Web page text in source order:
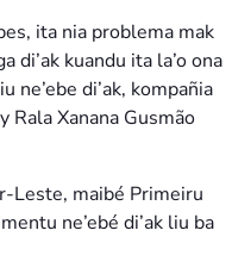
ita nia problema mak
di’ak kuandu ita la’o ona
ne’ebe di’ak, kompañia
Rala Xanana Gusmão
Leste, maibé Primeiru
ne’ebé di’ak liu ba